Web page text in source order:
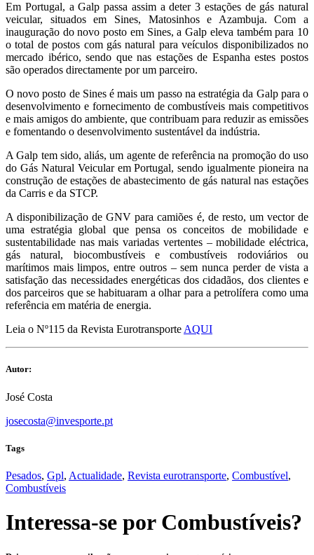
Em Portugal, a Galp passa assim a deter 3 estações de gás natural
veicular, situados em Sines, Matosinhos e Azambuja. Com a
inauguração do novo posto em Sines, a Galp eleva também para 10
o total de postos com gás natural para veículos disponibilizados no
mercado ibérico, sendo que nas estações de Espanha estes postos
são operados directamente por um parceiro.
O novo posto de Sines é mais um passo na estratégia da Galp para o
desenvolvimento e fornecimento de combustíveis mais competitivos
e mais amigos do ambiente, que contribuam para reduzir as emissões
e fomentando o desenvolvimento sustentável da indústria.
A Galp tem sido, aliás, um agente de referência na promoção do uso
do Gás Natural Veicular em Portugal, sendo igualmente pioneira na
construção de estações de abastecimento de gás natural nas estações
da Carris e da STCP.
A disponibilização de GNV para camiões é, de resto, um vector de
uma estratégia global que pensa os conceitos de mobilidade e
sustentabilidade nas mais variadas vertentes – mobilidade eléctrica,
gás natural, biocombustíveis e combustíveis rodoviários ou
marítimos mais limpos, entre outros – sem nunca perder de vista a
satisfação das necessidades energéticas dos cidadãos, dos clientes e
dos parceiros que se habituaram a olhar para a petrolífera como uma
referência em matéria de energia.
Leia o Nº115 da Revista Eurotransporte AQUI
Autor:
José Costa
josecosta@invesporte.pt
Tags
Pesados, Gpl, Actualidade, Revista eurotransporte, Combustível,
Combustíveis
Interessa-se por Combustíveis?